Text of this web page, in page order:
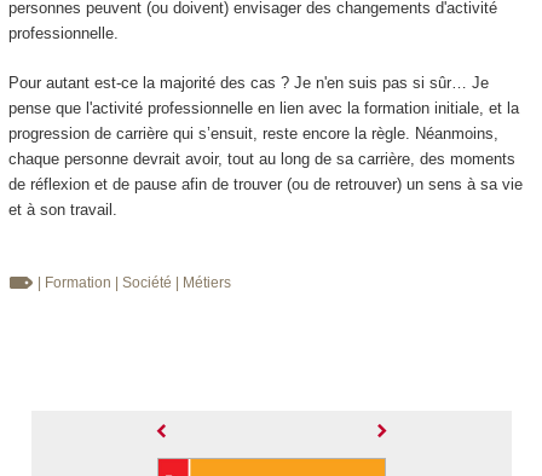
personnes peuvent (ou doivent) envisager des changements d'activité
professionnelle.
Pour autant est-ce la majorité des cas ? Je n'en suis pas si sûr… Je
pense que l'activité professionnelle en lien avec la formation initiale, et la
progression de carrière qui s’ensuit, reste encore la règle. Néanmoins,
chaque personne devrait avoir, tout au long de sa carrière, des moments
de réflexion et de pause afin de trouver (ou de retrouver) un sens à sa vie
et à son travail.
| Formation | Société | Métiers